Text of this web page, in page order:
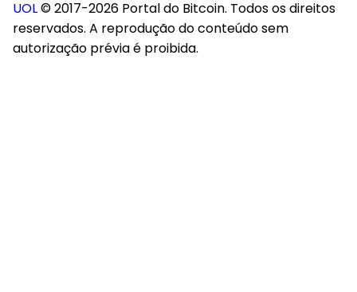
UOL© 2017-2026 Portal do Bitcoin. Todos os direitos
reservados. A reprodução do conteúdo sem
autorização prévia é proibida.